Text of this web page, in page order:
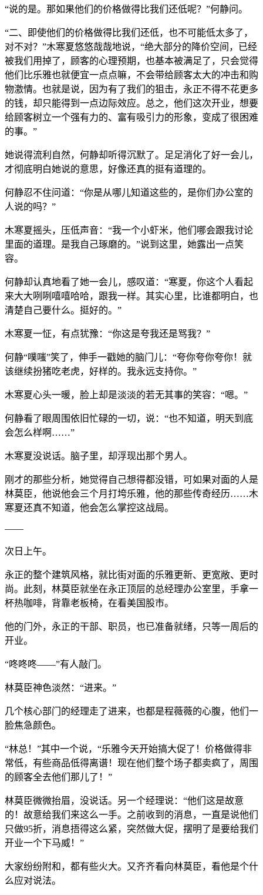
“说的是。那如果他们的价格做得比我们还低呢？”何静问。
“二、即使他们的价格做得比我们还低，也不可能低太多了，
对不对？”木寒夏悠悠哉哉地说，“绝大部分的降价空间，已经
被我们用掉了，顾客的心理预期，也基本被满足了，只会觉得
他们比乐雅也就便宜一点点嘛，不会带给顾客太大的冲击和购
物激情。也就是说，因为有了我们的狙击，永正不得不花更多
的钱，却只能得到一点边际效应。总之，他们这次开业，想要
给顾客树立一个强有力的、富有吸引力的形象，变成了很困难
的事。”
她说得流利自然，何静却听得沉默了。足足消化了好一会儿，
才彻底明白她说的意思，好像还真的挺有道理的。
何静忍不住问道：“你是从哪儿知道这些的，是你们办公室的
人说的吗？”
木寒夏摇头，压低声音：“我一个小虾米，他们哪会跟我讨论
里面的道理。是我自己琢磨的。”说到这里，她露出一点笑
容。
何静却认真地看了她一会儿，感叹道：“寒夏，你这个人看起
来大大咧咧嘻嘻哈哈，跟我一样。其实心里，比谁都明白，也
清楚自己要什么。挺好的。”
木寒夏一怔，有点犹豫：“你这是夸我还是骂我？”
何静“噗嗤”笑了，伸手一戳她的脑门儿：“夸你夸你夸你！就
该继续扮猪吃老虎，好样的。我永远支持你。”
木寒夏心头一暖，脸上却是淡淡的若无其事的笑容：“嗯。”
何静看了眼周围依旧忙碌的一切，说：“也不知道，明天到底
会怎么样啊……”
木寒夏没说话。脑子里，却浮现出那个男人。
刚才的那些分析，她觉得自己想得都没错，可如果对面的人是
林莫臣，他说他会三个月打垮乐雅，他的那些传奇经历……木
寒夏还真不知道，他会怎么掌控这战局。
——
次日上午。
永正的整个建筑风格，就比街对面的乐雅更新、更宽敞、更时
尚。此刻，林莫臣就坐在永正顶层的总经理办公室里，手拿一
杯热咖啡，背靠老板椅，在看美国股市。
他的门外，永正的干部、职员，也已准备就绪，只等一周后的
开业。
“咚咚咚——”有人敲门。
林莫臣神色淡然：“进来。”
几个核心部门的经理走了进来，也都是程薇薇的心腹，他们一
脸焦急颜色。
“林总！”其中一个说，“乐雅今天开始搞大促了！价格做得非
常低，有些商品低得离谱！现在他们整个场子都卖疯了，周围
的顾客全去他们那儿了！”
林莫臣微微抬眉，没说话。另一个经理说：“他们这是故意
的！故意给我们来这么一手。之前收到的消息，一直是说他们
只做95折，消息捂得这么紧，突然做大促，摆明了是要给我们
开业一个下马威！”
大家纷纷附和，都有些火大。又齐齐看向林莫臣，看他是个什
么应对说法。